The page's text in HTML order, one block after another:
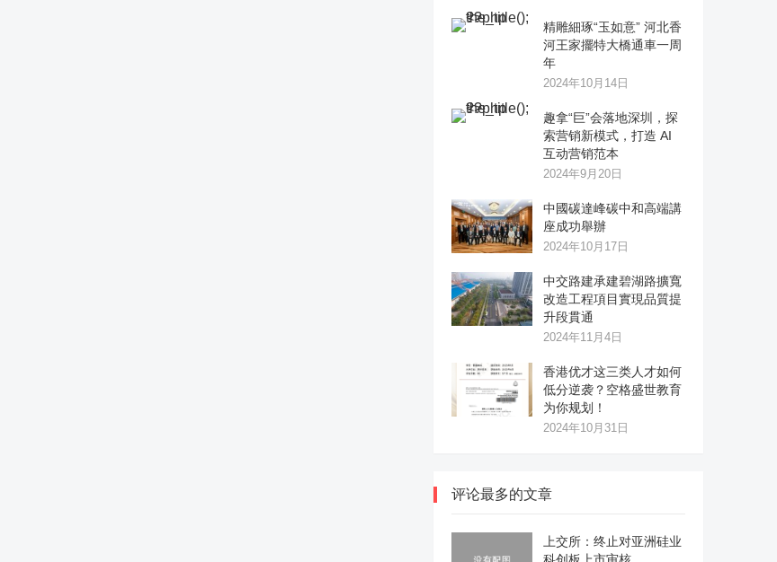
精雕細琢“玉如意” 河北香
河王家擺特大橋通車一周
年
2024年10月14日
趣拿“巨”会落地深圳，探
索营销新模式，打造 AI
互动营销范本
2024年9月20日
中國碳達峰碳中和高端講
座成功舉辦
2024年10月17日
中交路建承建碧湖路擴寬
改造工程項目實現品質提
升段貫通
2024年11月4日
香港优才这三类人才如何
低分逆袭？空格盛世教育
为你规划！
2024年10月31日
评论最多的文章
上交所：终止对亚洲硅业